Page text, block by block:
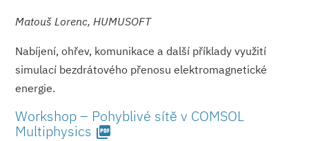
Matouš Lorenc, HUMUSOFT
Nabíjení, ohřev, komunikace a další příklady využití
simulací bezdrátového přenosu elektromagnetické
energie.
Workshop – Pohyblivé sítě v COMSOL
Multiphysics picture_as_pdf